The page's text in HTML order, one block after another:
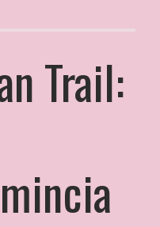
Trail: